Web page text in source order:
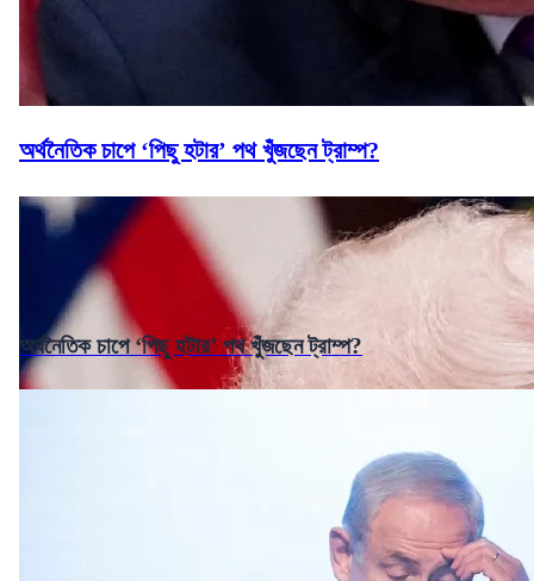
অর্থনৈতিক চাপে ‘পিছু হটার’ পথ খুঁজছেন ট্রাম্প?
অর্থনৈতিক চাপে ‘পিছু হটার’ পথ খুঁজছেন ট্রাম্প?